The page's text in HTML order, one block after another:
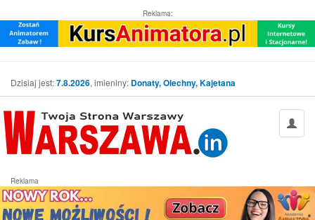
Reklama:
Dzisiaj jest:7.8.2026, imieniny: Donaty, Olechny, Kajetana
Reklama